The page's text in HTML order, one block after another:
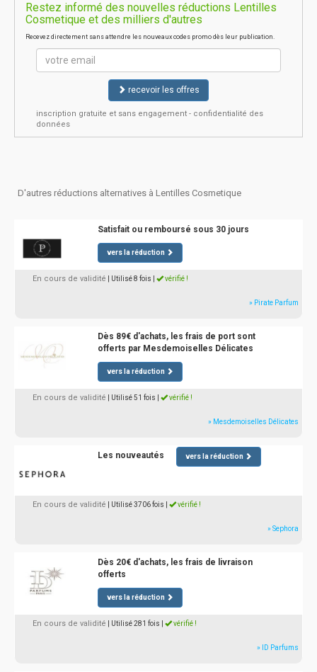
Restez informé des nouvelles réductions Lentilles
Cosmetique et des milliers d'autres
Recevez directement sans attendre les nouveaux codes promo dès leur publication.
recevoir les offres
inscription gratuite et sans engagement - confidentialité des
données
D'autres réductions alternatives à Lentilles Cosmetique
Satisfait ou remboursé sous 30 jours
vers la réduction
En cours de validité | Utilisé 8 fois vérifié !
» Pirate Parfum
Dès 89€ d'achats, les frais de port sont
offerts par Mesdemoiselles Délicates
vers la réduction
En cours de validité | Utilisé 51 fois vérifié !
» Mesdemoiselles Délicates
Les nouveautés vers la réduction
En cours de validité | Utilisé 3706 fois vérifié !
» Sephora
Dès 20€ d'achats, les frais de livraison
offerts
vers la réduction
En cours de validité | Utilisé 281 fois vérifié !
» ID Parfums